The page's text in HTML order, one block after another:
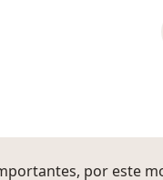
por este